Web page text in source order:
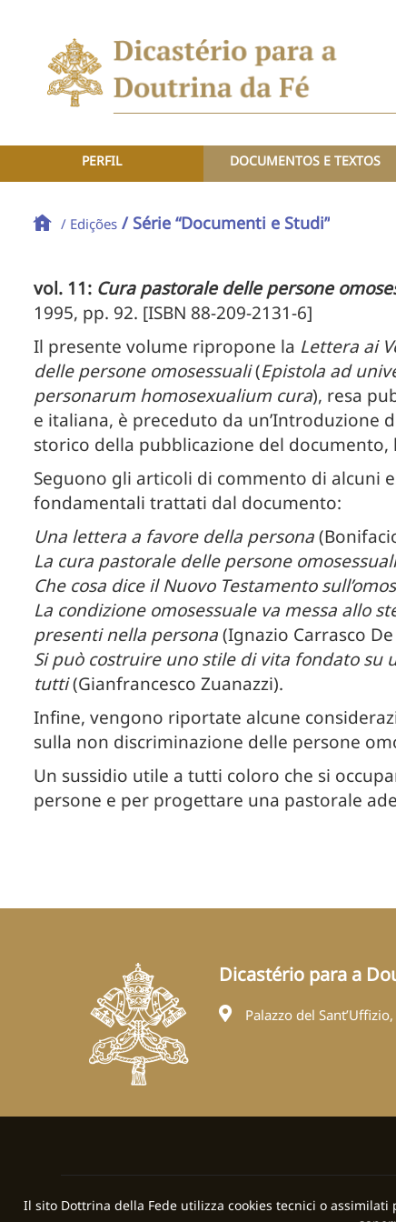
PERFIL DOCUMENTOS E TEXTOS
/ Edições / Série “Documenti e Studi”
vol. 11: Cura pastorale delle persone
1995, pp. 92. [ISBN 88-209-2131-6]
Il presente volume ripropone la Lettera ai
delle persone omosessuali(Epistola ad
personarum homosexualium cura), resa
e italiana, è preceduto da un’Introduzione
storico della pubblicazione del
Seguono gli articoli di commento di alcuni
fondamentali trattati dal documento:
Una lettera a favore della persona
La cura pastorale delle persone
Che cosa dice il Nuovo Testamento
La condizione omosessuale va messa allo
presenti nella persona(Ignazio Carrasco
Si può costruire uno stile di vita fondato su
tutti(Gianfrancesco Zuanazzi).
Infine, vengono riportate alcune
sulla non discriminazione delle persone
Un sussidio utile a tutti coloro che si
persone e per progettare una pastorale
Dicastério para a
Palazzo del
Il sito Dottrina della Fede utilizza cookies tecnici o